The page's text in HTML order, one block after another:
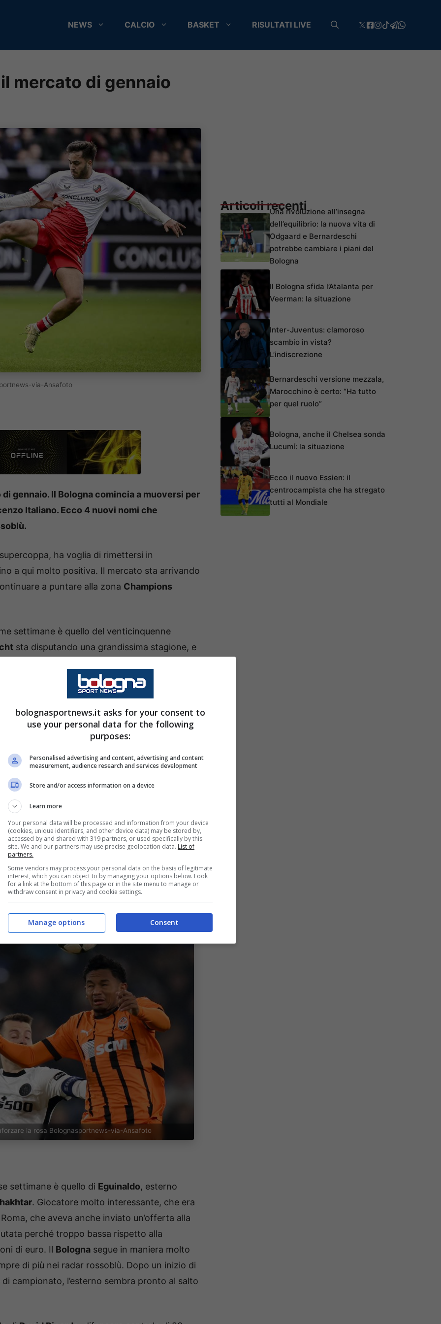
NEWS CALCIO BASKET RISULTATI LIVE
mercato di gennaio
via-Ansafoto
gennaio. Il Bologna comincia a muoversi per
Italiano. Ecco 4 nuovi nomi che
ha voglia di rimettersi in
a qui molto positiva. Il mercato sta arrivando
a puntare alla zona Champions
settimane è quello del venticinquenne
sta disputando una grandissima stagione, e
su di lui. Secondo il
al Bologna sul marocchino ci sarebbero
in stagione ha collezionato 16 presenze
per 1,5 milioni di euro nel 2023, ora
tra i15 e i 20 milionidi euro. Prezzo
sembra abbastanza coperto, avendo
, centrocampista centrale ventenne che limita
assist in 30 presenze in campionato,
messo gli occhi metà squadre d’Europa
Bologna.
due nomi per rinforzare la
la rosa Bolognasportnews-via-Ansafoto
settimane è quello di Eguinaldo, esterno
. Giocatore molto interessante, che era
che aveva anche inviato un’offerta alla
perché troppo bassa rispetto alla
di euro. Il Bologna segue in maniera molto
di più nei radar rossoblù. Dopo un inizio di
campionato, l’esterno sembra pronto al salto
Articoli recentiUna rivoluzione all’insegna
dell’equilibrio: la nuova vita di
Odgaard e Bernardeschi
potrebbe cambiare i piani del
Bologna
Il Bologna sfida l’Atalanta per
Veerman: la situazione
Inter-Juventus: clamoroso
scambio in vista?
L’indiscrezione
Bernardeschi versione mezzala,
Marocchino è certo: “Ha tutto
per quel ruolo”
Bologna, anche il Chelsea sonda
Lucumí: la situazione
Ecco il nuovo Essien: il
centrocampista che ha stregato
tutti al Mondiale
bolognasportnews.it asks for your consent to
use your personal data for the following
purposes:
Personalised advertising and content, advertising and content
measurement, audience research and services development
Store and/or access information on a device
Learn more
Your personal data will be processed and information from your device
(cookies, unique identifiers, and other device data) may be stored by,
accessed by and shared with 319 partners, or used specifically by this
site. We and our partners may use precise geolocation data. List of
partners.
Some vendors may process your personal data on the basis of legitimate
interest, which you can object to by managing your options below. Look
for a link at the bottom of this page or in the site menu to manage or
withdraw consent in privacy and cookie settings.
Consent
Manage options